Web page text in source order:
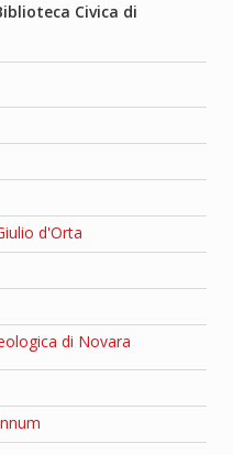
Civica di
d'Orta
di Novara